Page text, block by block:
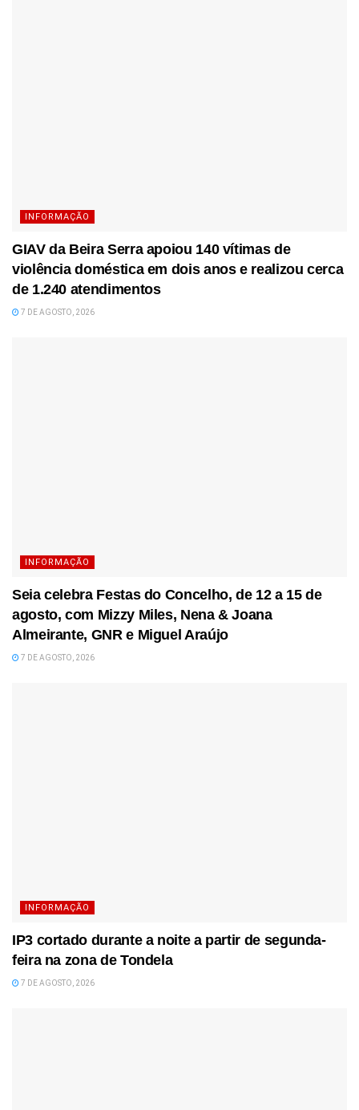
INFORMAÇÃO
GIAV da Beira Serra apoiou 140 vítimas de
violência doméstica em dois anos e realizou cerca
de 1.240 atendimentos
7 DE AGOSTO, 2026
INFORMAÇÃO
Seia celebra Festas do Concelho, de 12 a 15 de
agosto, com Mizzy Miles, Nena & Joana
Almeirante, GNR e Miguel Araújo
7 DE AGOSTO, 2026
INFORMAÇÃO
IP3 cortado durante a noite a partir de segunda-
feira na zona de Tondela
7 DE AGOSTO, 2026